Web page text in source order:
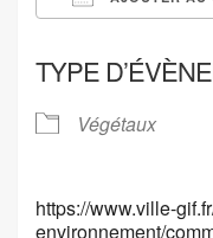
TYPE
Végétaux
https://www.ville-
environnement/